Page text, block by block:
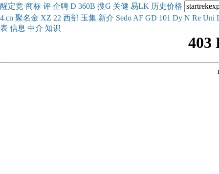
醒定竞 商标 评 企聘 D 360B 搜G 关健 易LK 历史价格
4.cn 聚名金 XZ 22 西部 玉集 新介 Sedo AF GD 101 Dy N Re Uni
表 信息 中介 知识